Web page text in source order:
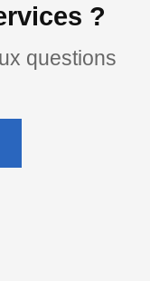
?
questions